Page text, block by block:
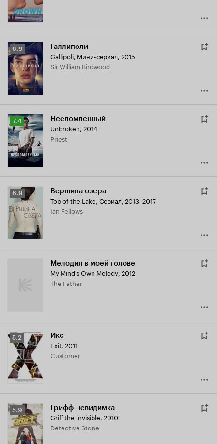
Рейтинг
Кинопоиска
6.9
6.9 Галлиполи
Gallipoli, Мини-сериал, 2015
Sir William Birdwood
Рейтинг
Кинопоиска
7.4
7.4 Несломленный
Unbroken, 2014
Priest
Рейтинг
Кинопоиска
6.9
6.9 Вершина озера
Top of the Lake, Сериал, 2013–2017
Ian Fellows
Мелодия в моей голове
My Mind's Own Melody, 2012
The Father
Рейтинг
Кинопоиска
5.2
5.2 Икс
Exit, 2011
Customer
Рейтинг
Кинопоиска
5.9
5.9 Грифф-невидимка
Griff the Invisible, 2010
Detective Stone